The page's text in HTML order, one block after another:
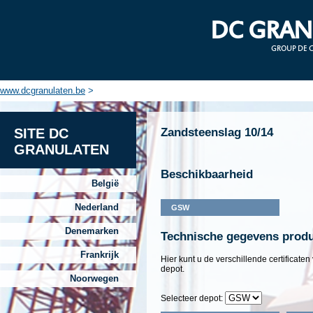
DC
GROUP DE
www.dcgranulaten.be >
SITE DC
GRANULATEN
België
Nederland
Denemarken
Frankrijk
Noorwegen
Zandsteenslag 10/14
Beschikbaarheid
GSW
Technische gegevens
Hier kunt u de verschillende
depot.
Selecteer depot: